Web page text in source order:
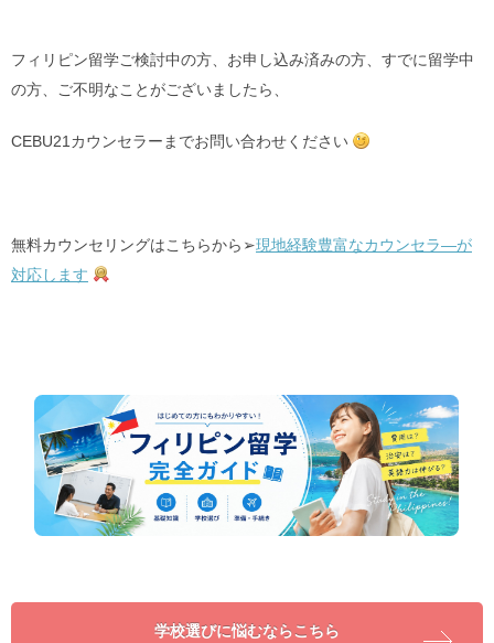
フィリピン留学ご検討中の方、お申し込み済みの方、すでに留学中
の方、ご不明なことがございましたら、
CEBU21カウンセラーまでお問い合わせください
無料カウンセリングはこちらから➢現地経験豊富なカウンセラ―が
対応します
学校選びに悩むならこちら